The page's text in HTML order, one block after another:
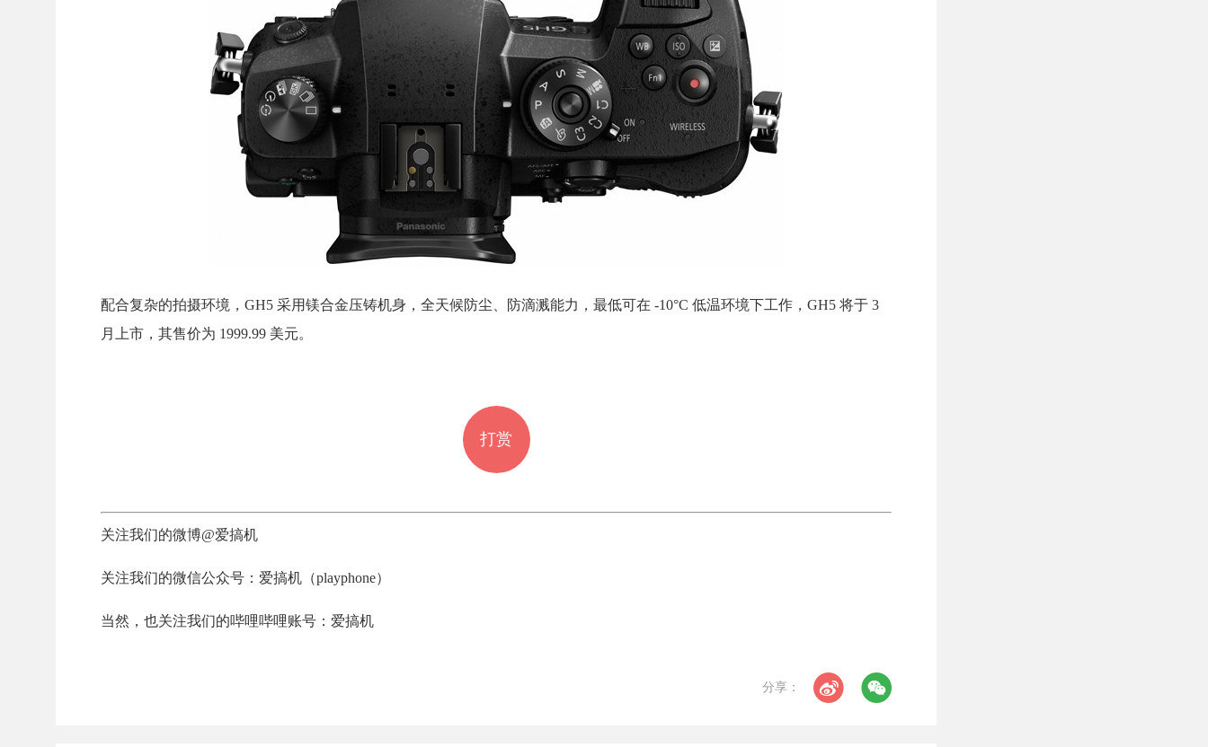
配合复杂的拍摄环境，GH5 采用镁合金压铸机身，全天候防尘、防滴溅能力，最低可在 -10°C 低温环境下工作，GH5 将于 3
月上市，其售价为 1999.99 美元。
打赏
关注我们的微博@爱搞机
关注我们的微信公众号：爱搞机（playphone）
当然，也关注我们的哔哩哔哩账号：爱搞机
分享：